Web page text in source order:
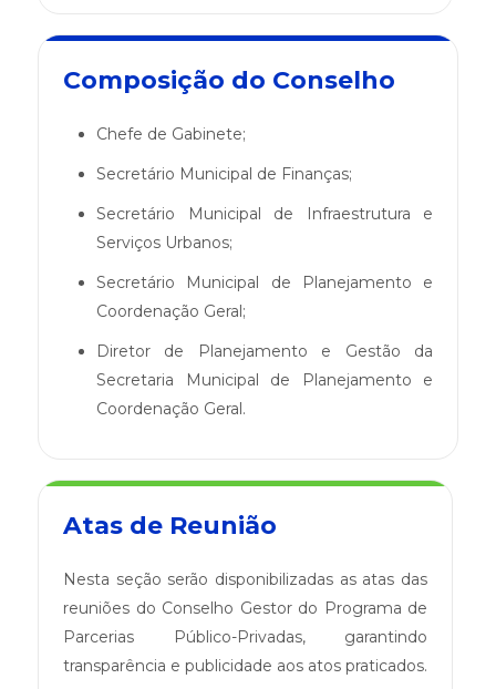
Composição do Conselho
Chefe de Gabinete;
Secretário Municipal de Finanças;
Secretário Municipal de Infraestrutura e
Serviços Urbanos;
Secretário Municipal de Planejamento e
Coordenação Geral;
Diretor de Planejamento e Gestão da
Secretaria Municipal de Planejamento e
Coordenação Geral.
Atas de Reunião
Nesta seção serão disponibilizadas as atas das
reuniões do Conselho Gestor do Programa de
Parcerias Público-Privadas, garantindo
transparência e publicidade aos atos praticados.